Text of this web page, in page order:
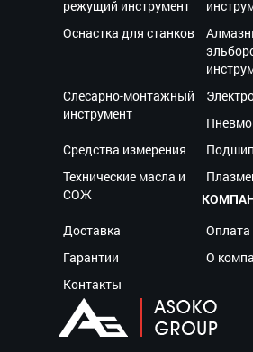
режущий инструмент
Оснастка для станков
Слесарно-монтажный
инструмент
Средства измерения
Технические масла и
СОЖ
Доставка
Оплата
Гарантии
О
Контакты